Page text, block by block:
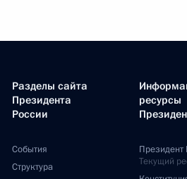
Разделы сайта
Президента
России
События
Структура
ресурсы
Президент
Текущий